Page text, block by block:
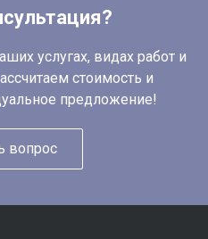
услугах, видах работ и
стоимость и
предложение!
вопрос